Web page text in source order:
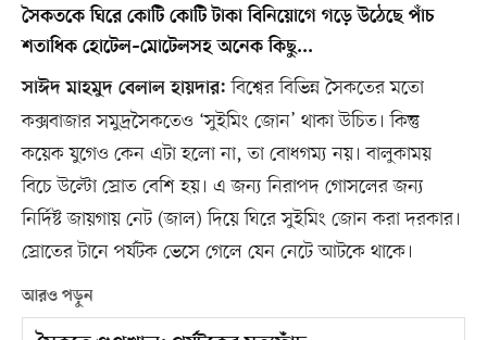
সৈকতকে ঘিরে কোটি কোটি টাকা বিনিয়োগে গড়ে উঠেছে পাঁচ
শতাধিক হোটেল–মোটেলসহ অনেক কিছু...
সাঈদ মাহমুদ বেলাল হায়দার: বিশ্বের বিভিন্ন সৈকতের মতো
কক্সবাজার সমুদ্রসৈকতেও ‘সুইমিং জোন’ থাকা উচিত। কিন্তু
কয়েক যুগেও কেন এটা হলো না, তা বোধগম্য নয়। বালুকাময়
বিচে উল্টো স্রোত বেশি হয়। এ জন্য নিরাপদ গোসলের জন্য
নির্দিষ্ট জায়গায় নেট (জাল) দিয়ে ঘিরে সুইমিং জোন করা দরকার।
স্রোতের টানে পর্যটক ভেসে গেলে যেন নেটে আটকে থাকে।
আরও পড়ুন